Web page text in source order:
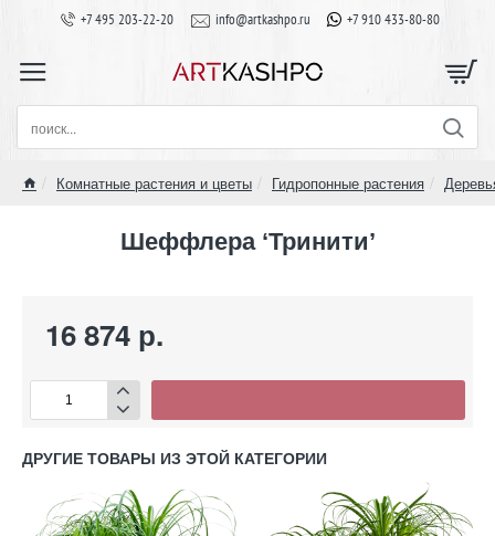
+7 495 203-22-20 info@artkashpo.ru +7 910 433-80-80
поиск...
Комнатные растения и цветы Гидропонные растения
Шеффлера ‘Тринити’
16 874 р.
ДРУГИЕ ТОВАРЫ ИЗ ЭТОЙ КАТЕГОРИИ